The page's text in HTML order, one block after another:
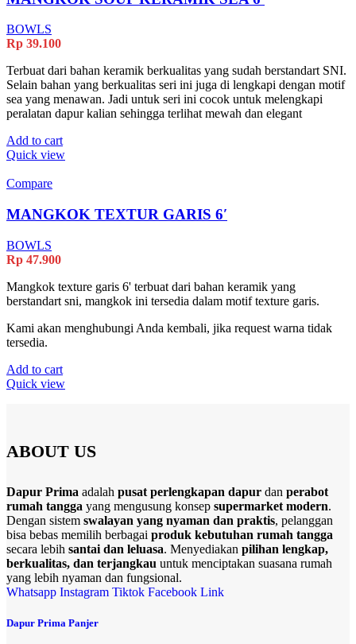
BOWLS
Rp 39.100
Terbuat dari bahan keramik berkualitas yang sudah berstandart SNI.
Selain bahan yang berkualitas seri ini juga di lengkapi dengan motif
sea yang menawan. Jadi untuk seri ini cocok untuk melengkapi
peralatan dapur kalian sehingga terlihat mewah dan elegant
Add to cart
Quick view
Compare
MANGKOK TEXTUR GARIS 6′
BOWLS
Rp 47.900
Mangkok texture garis 6' terbuat dari bahan keramik yang
berstandart sni, mangkok ini tersedia dalam motif texture garis.
Kami akan menghubungi Anda kembali, jika request warna tidak
tersedia.
Add to cart
Quick view
ABOUT US
Dapur Prima adalah pusat perlengkapan dapur dan perabot
rumah tangga yang mengusung konsep supermarket modern.
Dengan sistem swalayan yang nyaman dan praktis, pelanggan
bisa bebas memilih berbagai produk kebutuhan rumah tangga
secara lebih santai dan leluasa. Menyediakan pilihan lengkap,
berkualitas, dan terjangkau untuk menciptakan suasana rumah
yang lebih nyaman dan fungsional.
Whatsapp Instagram Tiktok Facebook Link
Dapur Prima Panjer